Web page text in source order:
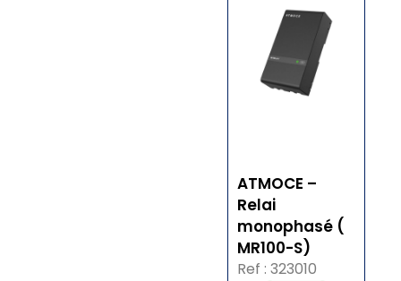
ATMOCE –
Relai
monophasé (
MR100-S)
Ref : 323010